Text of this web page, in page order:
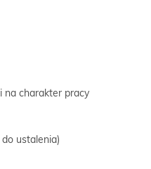
na charakter pracy
ustalenia)